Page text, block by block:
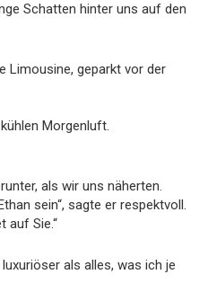
Schatten hinter uns auf den
Limousine, geparkt vor der
Morgenluft.
als wir uns näherten.
sein“, sagte er respektvoll.
auf Sie.“
als alles, was ich je